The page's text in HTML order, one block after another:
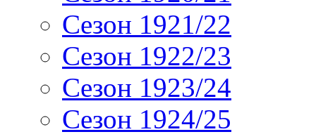
Сезон 1921/22
Сезон 1922/23
Сезон 1923/24
Сезон 1924/25